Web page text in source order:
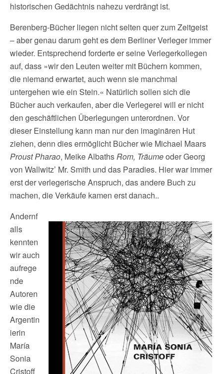
historischen Gedächtnis nahezu verdrängt ist.
Berenberg-Bücher liegen nicht selten quer zum Zeitgeist
– aber genau darum geht es dem Berliner Verleger immer
wieder. Entsprechend forderte er seine Verlegerkollegen
auf, dass »wir den Leuten weiter mit Büchern kommen,
die niemand erwartet, auch wenn sie manchmal
untergehen wie ein Stein.« Natürlich sollen sich die
Bücher auch verkaufen, aber die Verlegerei will er nicht
den geschäftlichen Überlegungen unterordnen. Vor
dieser Einstellung kann man nur den imaginären Hut
ziehen, denn dies ermöglicht Bücher wie Michael Maars
Proust Pharao, Meike AlbathsRom, Träumeoder Georg
von Wallwitz’ Mr. Smith und das Paradies. Hier war immer
erst der verlegerische Anspruch, das andere Buch zu
machen, die Verkäufe kamen erst danach..
Andernf
alls
kennten
wir auch
aufrege
nde
Autoren
wie die
Argentin
ierin
María
Sonia
Cristoff